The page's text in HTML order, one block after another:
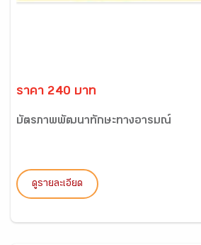
ราคา 240 บาท
บัตรภาพพัฒนาทักษะทางอารมณ์
ดูรายละเอียด